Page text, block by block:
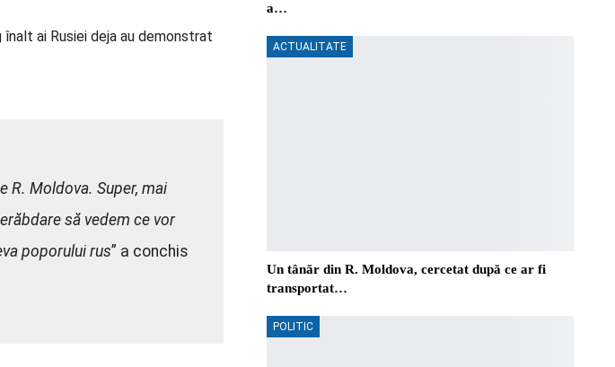
ai Rusiei deja au demonstrat
R. Moldova. Super, mai
să vedem ce vor
poporului rus” a conchis
a…
ACTUALITATE
Un tânăr din R. Moldova, cercetat după ce ar fi
transportat…
POLITIC